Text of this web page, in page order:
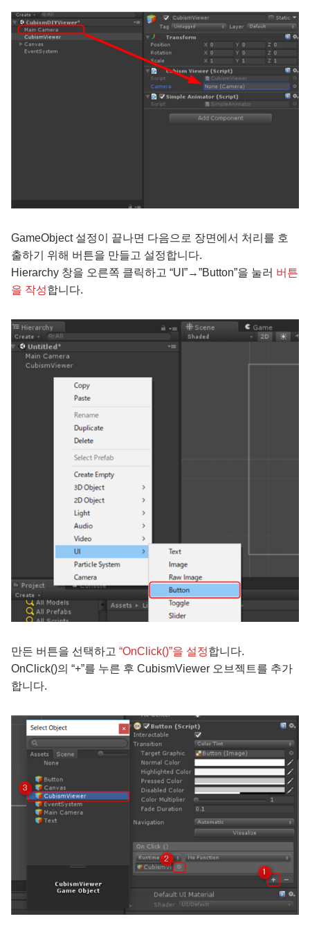
GameObject 설정이 끝나면 다음으로 장면에서 처리를 호
출하기 위해 버튼을 만들고 설정합니다.
Hierarchy 창을 오른쪽 클릭하고 “UI”→”Button”을 눌러 버튼
을 작성합니다.
만든 버튼을 선택하고 “OnClick()”을 설정합니다.
OnClick()의 “+”를 누른 후 CubismViewer 오브젝트를 추가
합니다.